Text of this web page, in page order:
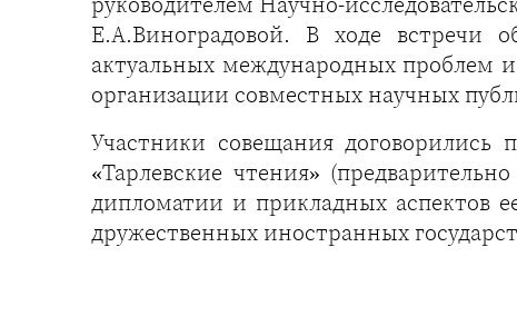
Е.А.Виноградовой. В ходе встречи
актуальных международных проблем
организации совместных научных
Участники совещания договорились
«Тарлевские чтения»
дипломатии и прикладных аспектов
дружественных иностранных